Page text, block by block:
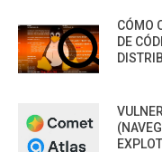
CÓMO
DE